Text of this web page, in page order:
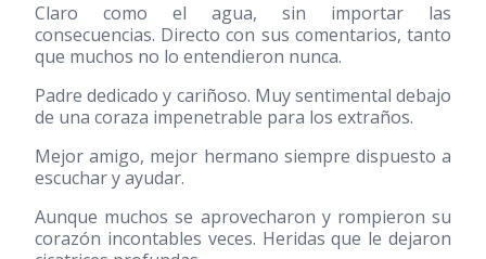
Claro como el agua, sin importar las
consecuencias. Directo con sus comentarios, tanto
que muchos no lo entendieron nunca.
Padre dedicado y cariñoso. Muy sentimental debajo
de una coraza impenetrable para los extraños.
Mejor amigo, mejor hermano siempre dispuesto a
escuchar y ayudar.
Aunque muchos se aprovecharon y rompieron su
corazón incontables veces. Heridas que le dejaron